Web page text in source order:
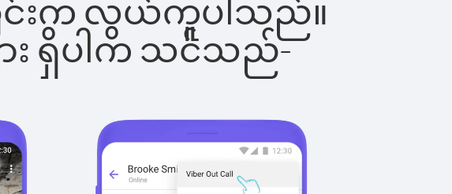
ခြင်းက လွယ်ကူပါသည်။
ား ရှိပါက သင်သည်-